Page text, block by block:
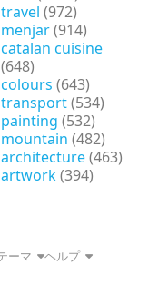
travel (972)
menjar(914)
catalan cuisine
(648)
colours (643)
transport(534)
painting (532)
mountain (482)
architecture(463)
artwork(394)
ーマ
ヘルプ